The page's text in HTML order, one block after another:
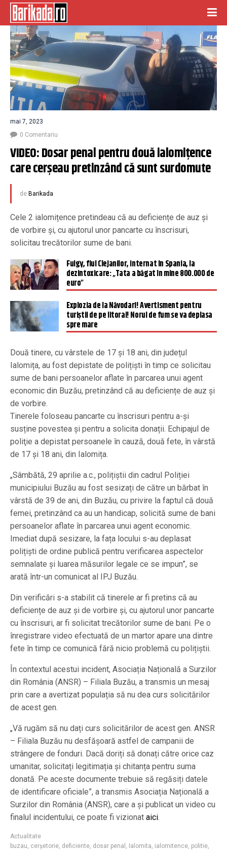
mai 7, 2023
0 Comentariu
VIDEO: Dosar penal pentru două ialomițence
care cerșeau pretinzând că sunt surdomute
de Barikada
Cele 2 ialomițence pretindeau că au deficiențe de auz și
de vorbire și, cu ajutorul unor pancarte cu înscrisuri,
solicitau trecătorilor sume de bani.
Fulgy, fiul Clejanilor, internat în Spania, la
dezintoxicare: „Tata a băgat în mine 800.000 de
euro”
Explozia de la Năvodari! Avertisment pentru
turiștii de pe litoral! Norul de fum se va deplasa
spre mare
Două tinere, cu vârstele de 17 și 18 ani, din județul
Ialomița, au fost depistate de polițiști în timp ce solicitau
sume de bani persoanelor aflate în parcarea unui agent
economic din Buzău, pretinzând că au deficiențe de auz și
de vorbire.
Tinerele foloseau pancarte cu înscrisuri pentru a-și
susține povestea și pentru a solicita donații. Echipajul de
poliţie a depistat persoanele în cauză, două fete, în vârstă
de 17 și 18 ani, din Ialomița.
„Sâmbătă, 29 aprilie a.c., polițiștii din cadrul Poliției
municipiului Buzău au fost sesizați de către un bărbat în
vârstă de 39 de ani, din Buzău, cu privire la faptul că două
femei, pretinzând ca au un handicap, solicită sume de bani
persoanelor aflate în parcarea unui agent economic.
Imediat după sesizare, la fața locului s-au deplasat
polițiști de ordine publică pentru verificarea aspectelor
semnalate şi luarea măsurilor legale ce se impun”, se
arată într-un comunicat al IPJ Buzău.
Din verificări s-a stabilit că tinerele ar fi pretins că au
deficiențe de auz și de vorbire și, cu ajutorul unor pancarte
cu înscrisuri, ar fi solicitat trecătorilor sume de bani. Pe o
înregistrare video efectuată de un martor apare una dintre
fete în timp ce comunică fără nicio problemă cu polițiștii.
În contextul acestui incident, Asociația Națională a Surzilor
din România (ANSR) – Filiala Buzău, a transmis un mesaj
prin care a avertizat populația să nu dea curs solicitărilor
de acest gen.
„Vă rugăm să nu dați curs solicitărilor de acest gen. ANSR
– Filiala Buzău nu desfășoară astfel de campanii de
strângere de fonduri. Dacă doriți să donați către orice caz
umanitar, solicitați legitimația și chitanța pentru suma
donată. Pe aceste documente trebuie să regăsiți datele
de identificare oficiale”, a transmis Asociația Națională a
Surzilor din România (ANSR), care a și publicat un video cu
finalul incidentului, ce poate fi vizionat aici.
Actualitate
buzau cerșetorie deficiente dosar penal Ialomita ialomitence politie